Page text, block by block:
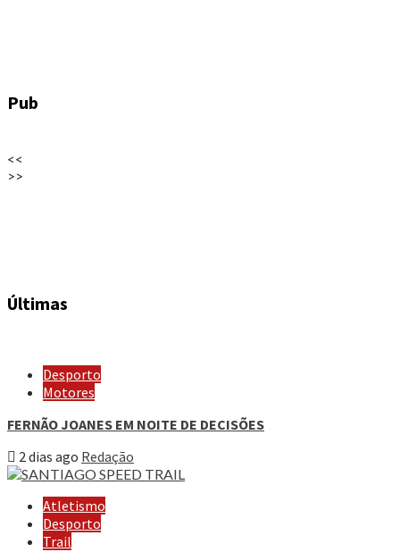
Pub
<<
>>
Últimas
Desporto
Motores
FERNÃO JOANES EM NOITE DE DECISÕES
2 dias ago Redação
Atletismo
Desporto
Trail